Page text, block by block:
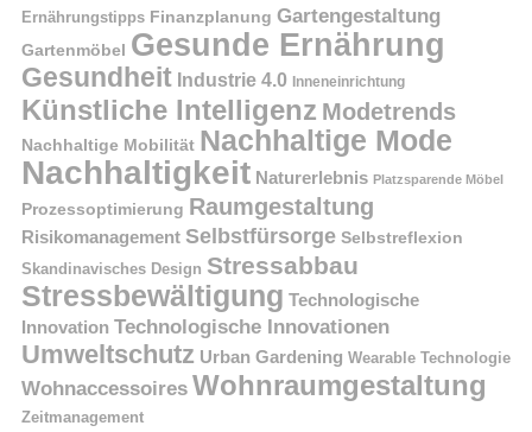
Ernährungstipps Finanzplanung Gartengestaltung
Gartenmöbel Gesunde Ernährung
Gesundheit Industrie 4.0 Inneneinrichtung
Künstliche Intelligenz Modetrends
Nachhaltige Mobilität Nachhaltige Mode
Nachhaltigkeit Naturerlebnis Platzsparende Möbel
Prozessoptimierung Raumgestaltung
Risikomanagement Selbstfürsorge Selbstreflexion
Skandinavisches Design Stressabbau
Stressbewältigung Technologische
Innovation Technologische Innovationen
Umweltschutz Urban Gardening Wearable Technologie
Wohnaccessoires Wohnraumgestaltung
Zeitmanagement